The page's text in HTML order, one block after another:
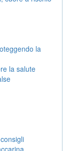
la
la salute